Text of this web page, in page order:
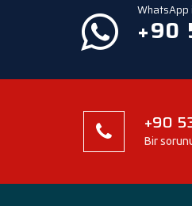
WhatsApp
+90
+90
Bir